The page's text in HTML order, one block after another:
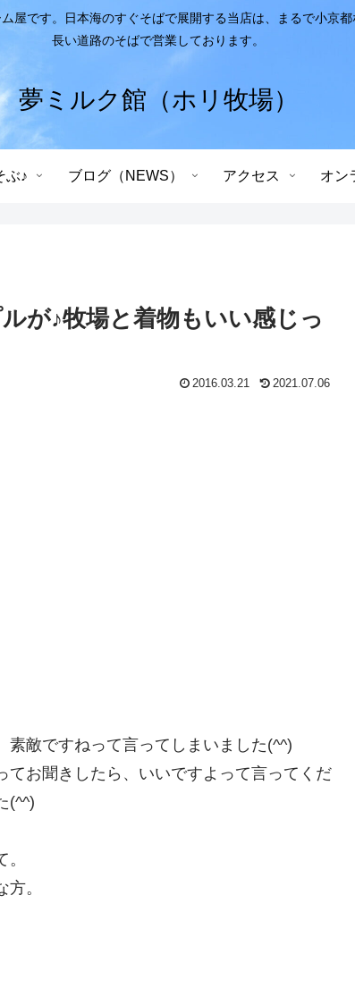
屋です。日本海のすぐそばで展開する当店は、まるで小京
長い道路のそばで営業しております。
夢ミルク館（ホリ牧場）
ぶ♪ ブログ（NEWS） アクセス オン
が♪牧場と着物もいい感じっ
2016.03.21 2021.07.06
敵ですねって言ってしまいました(^^)
てお聞きしたら、いいですよって言ってくだ
(^^)
。